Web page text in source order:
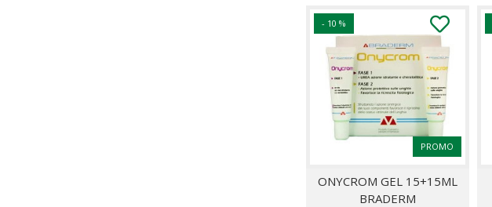
- 10 %
PROMO
ONYCROM GEL 15+15ML
BRADERM